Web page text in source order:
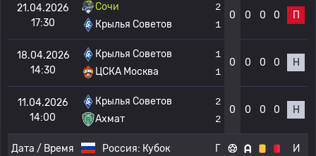
21.04.2026
17:30
Сочи
Крылья Советов
2
1
0 0 0 0 П
18.04.2026
14:30
Крылья Советов
ЦСКА Москва
1
1
0 0 0 0 Н
11.04.2026
14:00
Крылья Советов
Ахмат
2
2
0 0 0 0 Н
Дата / Время Россия: Кубок Г И